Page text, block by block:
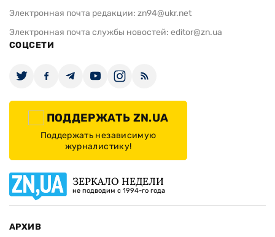
Электронная почта редакции: zn94@ukr.net
Электронная почта службы новостей: editor@zn.ua
СОЦСЕТИ
ПОДДЕРЖАТЬ ZN.UA
Поддержать независимую
журналистику!
ЗЕРКАЛО НЕДЕЛИ
не подводим с 1994-го года
АРХИВ